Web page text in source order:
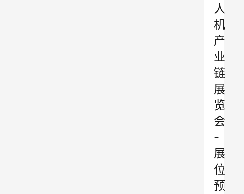
人
机
产
业
链
展
览
会
-
展
位
预